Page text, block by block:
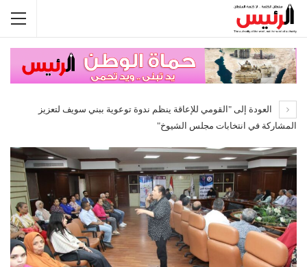
العودة إلى "القومي للإعاقة ينظم ندوة توعوية ببني سويف لتعزيز
المشاركة في انتخابات مجلس الشيوخ"